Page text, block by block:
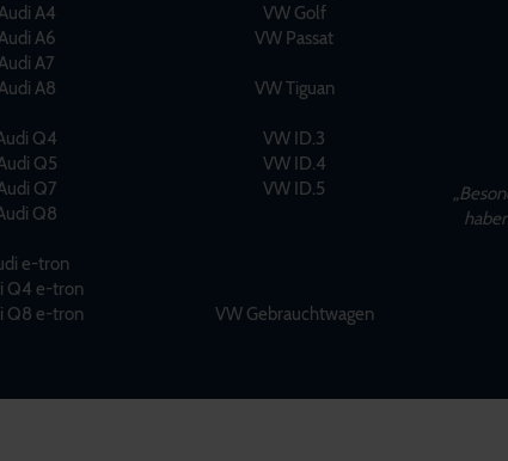
Audi A4
Audi A6
Audi A7
Audi A8
Q4
Q5
Q7
Q8
e-tron
Q4 e-tron
Q8 e-tron
VW Golf
VW Passat
VW Tiguan
VW ID.3
VW ID.4
VW ID.5
VW Gebrauchtwagen